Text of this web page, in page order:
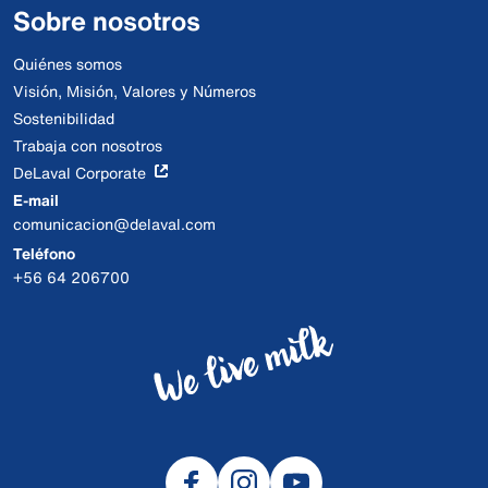
Sobre nosotros
Quiénes somos
Visión, Misión, Valores y Números
Sostenibilidad
Trabaja con nosotros
DeLaval Corporate
E-mail
comunicacion@delaval.com
Teléfono
+56 64 206700